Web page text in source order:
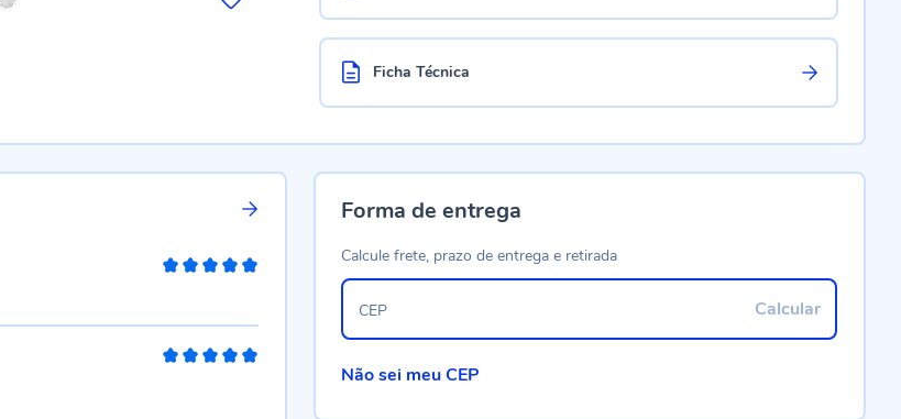
Ficha Técnica
Forma de entrega
Calcule frete, prazo de entrega e retirada
Calcular
CEP
Não sei meu CEP